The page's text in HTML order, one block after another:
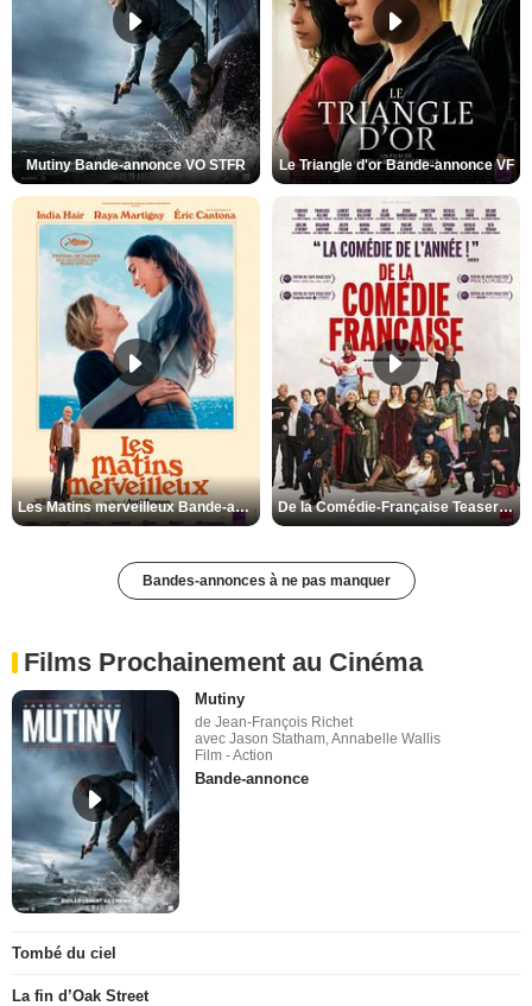
Mutiny Bande-annonce VO STFR Le Triangle d'or Bande-annonce VF
Les Matins merveilleux Bande-annonce VF De la Comédie-Française Teaser VF
Bandes-annonces à ne pas manquer
Films Prochainement au Cinéma
Mutiny
de Jean-François Richet
avec Jason Statham, Annabelle Wallis
Film - Action
Bande-annonce
Tombé du ciel
La fin d’Oak Street